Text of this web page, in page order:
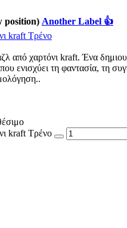
position) Another Label 👍
kraft Τρένο
από χαρτόνι kraft. Ένα
που ενισχύει τη φαντασία, τη
kraft Τρένο